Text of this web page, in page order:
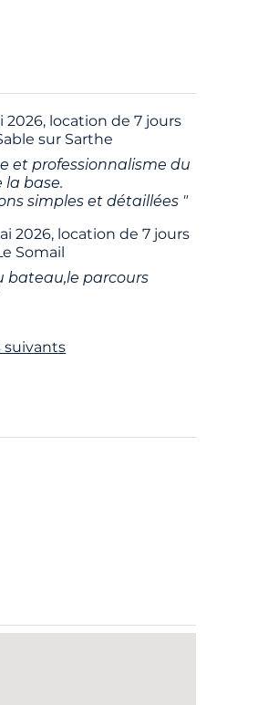
2026, location de 7 jours
sur Sarthe
et professionnalisme du
la base.
simples et détaillées "
2026, location de 7 jours
Somail
bateau,le parcours
suivants